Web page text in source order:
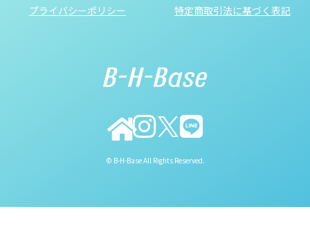
プライバシーポリシー 特定商取引法に基づく表記
© B-H-Base All Rights Reserved.